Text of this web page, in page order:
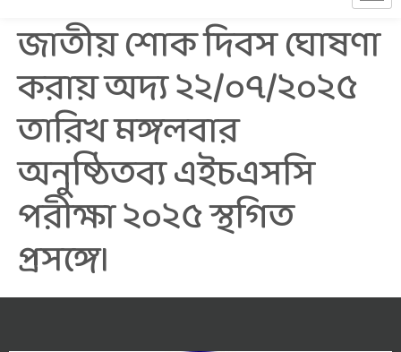
জাতীয় শোক দিবস ঘোষণা
করায় অদ্য ২২/০৭/২০২৫
তারিখ মঙ্গলবার
অনুষ্ঠিতব্য এইচএসসি
পরীক্ষা ২০২৫ স্থগিত
প্রসঙ্গে।